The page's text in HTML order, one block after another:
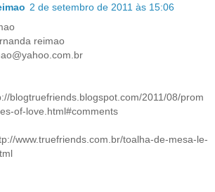
2 de setembro de 2011 às 15:06
reimao
blogtruefriends.blogspot.com/2011/08/prom
of-love.html#comments
toalha-de-mesa-le-